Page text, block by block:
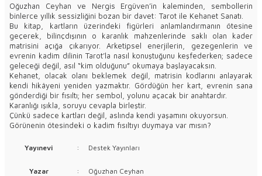
Oğuzhan Ceyhan ve Nergis Ergüven’in kaleminden, sembollerin
binlerce yıllık sessizliğini bozan bir davet: Tarot ile Kehanet Sanatı.
Bu kitap, kartların üzerindeki figürleri anlamlandırmanın ötesine
geçerek, bilinçdışının o karanlık mahzenlerinde saklı olan kader
matrisini açığa çıkarıyor. Arketipsel enerjilerin, gezegenlerin ve
evrenin kadim dilinin Tarot’la nasıl konuştuğunu keşfederken; sadece
geleceği değil, asıl “kim olduğunu” okumaya başlayacaksın.
Kehanet, olacak olanı beklemek değil, matrisin kodlarını anlayarak
kendi hikâyeni yeniden yazmaktır. Gördüğün her kart, evrenin sana
gönderdiği bir fısıltı; her sembol, yolunu açacak bir anahtardır.
Karanlığı ışıkla, soruyu cevapla birleştir.
Çünkü sadece kartları değil, aslında kendi yaşamını okuyorsun.
Görünenin ötesindeki o kadim fısıltıyı duymaya var mısın?
Yayınevi : Destek Yayınları
Yazar : Oğuzhan Ceyhan